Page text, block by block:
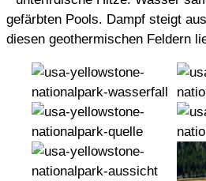
gefärbten Pools. Dampf steigt
diesen geothermischen Feldern